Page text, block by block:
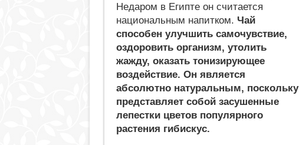
Недаром в Египте он считается
национальным напитком. Чай
способен улучшить самочувствие,
оздоровить организм, утолить
жажду, оказать тонизирующее
воздействие. Он является
абсолютно натуральным, поскольку
представляет собой засушенные
лепестки цветов популярного
растения гибискус.